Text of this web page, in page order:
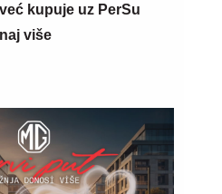
kupuje uz PerSu
više